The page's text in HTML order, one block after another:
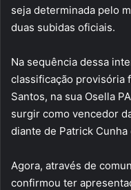
seja determinada pelo
duas subidas oficiais.
Na sequência dessa
classificação provisória
Santos, na sua Osella
surgir como vencedor
diante de Patrick
Agora, através de
confirmou ter